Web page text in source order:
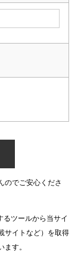
のでご安心くださ
ツールから当サイ
サイトなど）を取得
す。